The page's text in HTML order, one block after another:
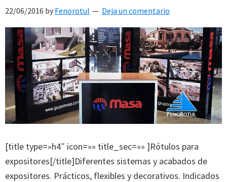
22/06/2016 by Fenorotul Deja un comentario
[title type=»h4″ icon=»» title_sec=»» ]Rótulos para
expositores[/title]Diferentes sistemas y acabados de
expositores. Prácticos, flexibles y decorativos. Indicados